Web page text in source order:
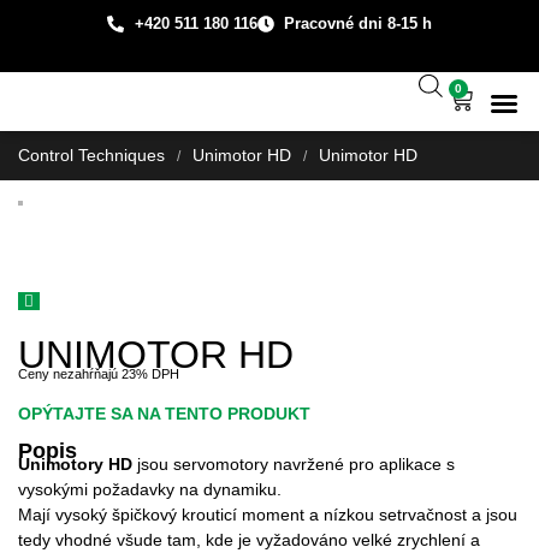
+420 511 180 116 Pracovné dni 8-15 h
0
Control Techniques / Unimotor HD / Unimotor HD
UNIMOTOR HD
Ceny nezahŕňajú 23% DPH
OPÝTAJTE SA NA TENTO PRODUKT
Popis
Unimotory HD jsou servomotory navržené pro aplikace s
vysokými požadavky na dynamiku.
Mají vysoký špičkový krouticí moment a nízkou setrvačnost a jsou
tedy vhodné všude tam, kde je vyžadováno velké zrychlení a